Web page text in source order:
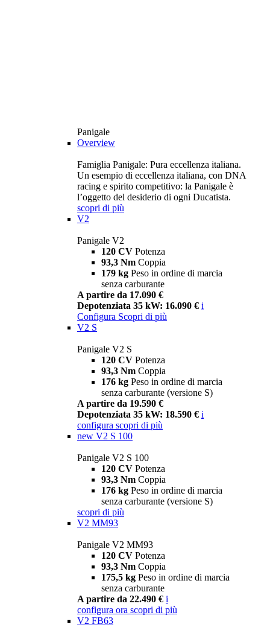
Panigale
Overview
Famiglia Panigale: Pura eccellenza italiana.
Un esempio di eccellenza italiana, con DNA
racing e spirito competitivo: la Panigale è
l’oggetto del desiderio di ogni Ducatista.
scopri di più
V2
Panigale V2
120 CV Potenza
93,3 Nm Coppia
179 kg Peso in ordine di marcia
senza carburante
A partire da 17.090 €
Depotenziata 35 kW: 16.090 € i
Configura Scopri di più
V2 S
Panigale V2 S
120 CV Potenza
93,3 Nm Coppia
176 kg Peso in ordine di marcia
senza carburante (versione S)
A partire da 19.590 €
Depotenziata 35 kW: 18.590 € i
configura scopri di più
new V2 S 100
Panigale V2 S 100
120 CV Potenza
93,3 Nm Coppia
176 kg Peso in ordine di marcia
senza carburante (versione S)
scopri di più
V2 MM93
Panigale V2 MM93
120 CV Potenza
93,3 Nm Coppia
175,5 kg Peso in ordine di marcia
senza carburante
A partire da 22.490 € i
configura ora scopri di più
V2 FB63